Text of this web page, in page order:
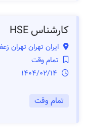
کارشناس HSE
ایران تهران تهران زعفرانیه
تمام وقت
تمام وقت